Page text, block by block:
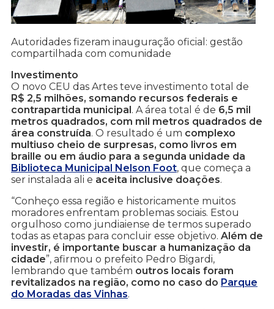
Autoridades fizeram inauguração oficial: gestão
compartilhada com comunidade
Investimento
O novo CEU das Artes teve investimento total de
R$ 2,5 milhões, somando recursos federais e
contrapartida municipal. A área total é de 6,5 mil
metros quadrados, com mil metros quadrados de
área construída. O resultado é um complexo
multiuso cheio de surpresas, como livros em
braille ou em áudio para a segunda unidade da
Biblioteca Municipal Nelson Foot, que começa a
ser instalada ali e aceita inclusive doações.
“Conheço essa região e historicamente muitos
moradores enfrentam problemas sociais. Estou
orgulhoso como jundiaiense de termos superado
todas as etapas para concluir esse objetivo. Além de
investir, é importante buscar a humanização da
cidade”, afirmou o prefeito Pedro Bigardi,
lembrando que também outros locais foram
revitalizados na região, como no caso do Parque
do Moradas das Vinhas.